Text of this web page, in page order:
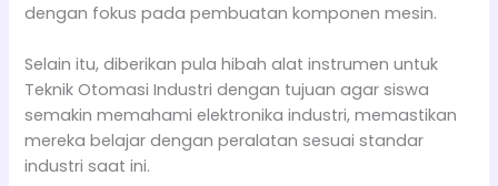
dengan fokus pada pembuatan komponen mesin.
Selain itu, diberikan pula hibah alat instrumen untuk
Teknik Otomasi Industri dengan tujuan agar siswa
semakin memahami elektronika industri, memastikan
mereka belajar dengan peralatan sesuai standar
industri saat ini.